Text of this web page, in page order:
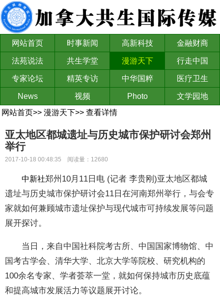
网站首页 时事新闻 高新科技 金融财商
法苑说法 共生学堂 漫游天下 行走中国
专家论坛 精英专访 中华国粹 医疗卫生
News 视频 Photo
文学园地
网站首页>> 漫游天下>> 查看详情
亚太地区都城遗址与历史城市保护研讨会郑州
举行
2017-10-18 00:48:35 阅读量：12680
中新社郑州10月11日电 (记者 李贵刚)亚太地区都城
遗址与历史城市保护研讨会11日在河南郑州举行，与会专
家就如何兼顾城市遗址保护与现代城市可持续发展等问题
展开探讨。
当日，来自中国社科院考古所、中国国家博物馆、中
国考古学会、清华大学、北京大学等院校、研究机构的
100余名专家、学者荟萃一堂，就如何保持城市历史底蕴
和提高城市发展活力等议题展开讨论。